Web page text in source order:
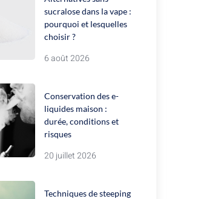
sucralose dans la vape :
pourquoi et lesquelles
choisir ?
6 août 2026
Conservation des e-
liquides maison :
durée, conditions et
risques
20 juillet 2026
Techniques de steeping